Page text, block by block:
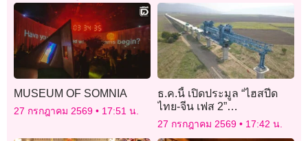
MUSEUM OF SOMNIA
27 กรกฎาคม 2569 17:51 น.
ธ.ค.นี้ เปิดประมูล “ไฮสปีด
ไทย-จีน เฟส 2”
นครราชสีมา-หนองคาย 8
สัญญา 3.4 แสนล้าน เปิดปี 74
27 กรกฎาคม 2569 17:42 น.